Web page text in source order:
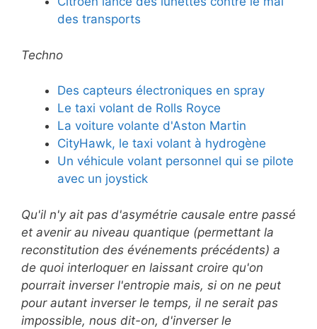
des transports
Techno
Des capteurs électroniques en spray
Le taxi volant de Rolls Royce
La voiture volante d'Aston Martin
CityHawk, le taxi volant à hydrogène
Un véhicule volant personnel qui se pilote
avec un joystick
Qu'il n'y ait pas d'asymétrie causale entre passé
et avenir au niveau quantique (permettant la
reconstitution des événements précédents) a
de quoi interloquer en laissant croire qu'on
pourrait inverser l'entropie mais, si on ne peut
pour autant inverser le temps, il ne serait pas
impossible, nous dit-on, d'inverser le